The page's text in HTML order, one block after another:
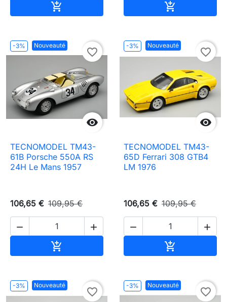
 
-3% Nouveauté

favorite_border
TECNOMODEL TM43-
61B Porsche 550A RS
24H Le Mans 1957
106,65 € 109,95 €
 

-3% Nouveauté

favorite_border
TECNOMODEL TM43-
65D Ferrari 308 GTB4
LM 1976
106,65 € 109,95 €
 

-3% Nouveauté
favorite_border
-3% Nouveauté
favorite_border